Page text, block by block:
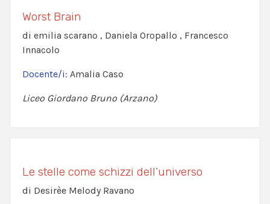
Worst Brain
di emilia scarano , Daniela Oropallo , Francesco
Innacolo
Docente/i: Amalia Caso
Liceo Giordano Bruno (Arzano)
Le stelle come schizzi dell’universo
di Desirèe Melody Ravano